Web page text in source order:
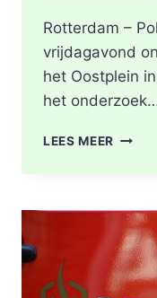
Rotterdam –
vrijdagavond
het Oostplein
het
LEES MEER
VAN
IN